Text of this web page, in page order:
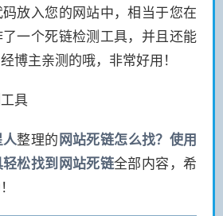
放入您的网站中，相当于您在
一个死链检测工具，并且还能
博主亲测的哦，非常好用！
具
人整理的 网站死链怎么找？使用
松找到网站死链全部内容，希